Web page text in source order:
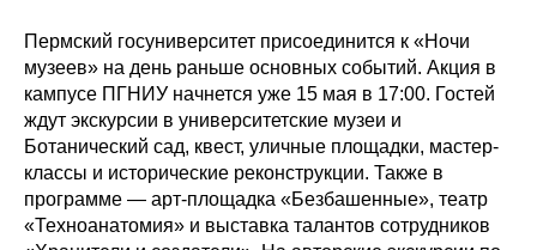
Пермский госуниверситет присоединится к «Ночи
музеев» на день раньше основных событий. Акция в
кампусе ПГНИУ начнется уже 15 мая в 17:00. Гостей
ждут экскурсии в университетские музеи и
Ботанический сад, квест, уличные площадки, мастер-
классы и исторические реконструкции. Также в
программе — арт-площадка «Безбашенные», театр
«Техноанатомия» и выставка талантов сотрудников